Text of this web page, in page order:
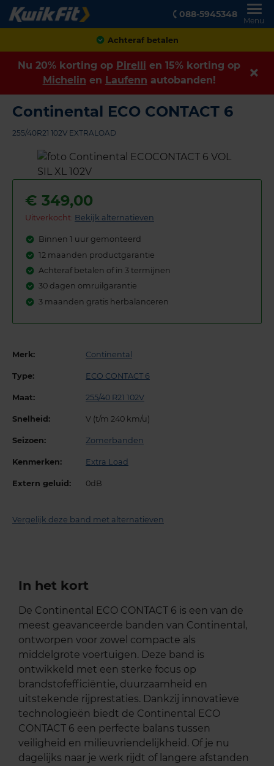
088-5945348
Menu
Klanten geven ons een
Nu 20% korting op Pirelli en 15% korting op
Michelin en Laufenn autobanden!
Continental ECO CONTACT 6
255/40R21 102V EXTRALOAD
€ 349,00
Uitverkocht: Bekijk alternatieven
Binnen 1 uur gemonteerd
12 maanden productgarantie
Achteraf betalen of in 3 termijnen
30 dagen omruilgarantie
3 maanden gratis herbalanceren
Merk: Continental
Type: ECO CONTACT 6
Maat: 255/40 R21 102V
Snelheid: V (t/m 240 km/u)
Seizoen: Zomerbanden
Kenmerken: Extra Load
Extern geluid: 0dB
Vergelijk deze band met alternatieven
In het kort
De Continental ECO CONTACT 6 is een van de
meest geavanceerde banden van Continental,
ontworpen voor zowel compacte als
middelgrote voertuigen. Deze band is
ontwikkeld met een sterke focus op
brandstofefficiëntie, duurzaamheid en
uitstekende rijprestaties. Dankzij innovatieve
technologieën biedt de Continental ECO
CONTACT 6 een perfecte balans tussen
veiligheid en milieuvriendelijkheid. Of je nu
dagelijks naar je werk rijdt of langere afstanden